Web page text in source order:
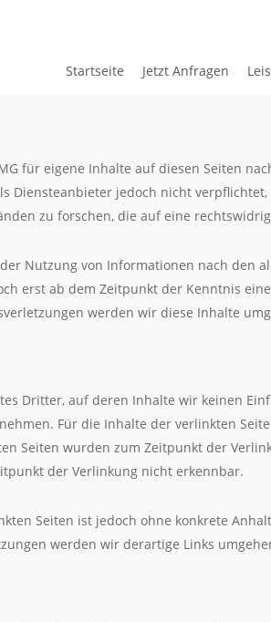
Startseite Jetzt Anfragen
für eigene Inhalte auf diesen Seiten
Diensteanbieter jedoch nicht
zu forschen, die auf eine
Nutzung von Informationen nach den
erst ab dem Zeitpunkt der Kenntnis
werden wir diese Inhalte
Dritter, auf deren Inhalte wir keinen
Für die Inhalte der verlinkten
Seiten wurden zum Zeitpunkt der
der Verlinkung nicht erkennbar.
Seiten ist jedoch ohne konkrete
werden wir derartige Links